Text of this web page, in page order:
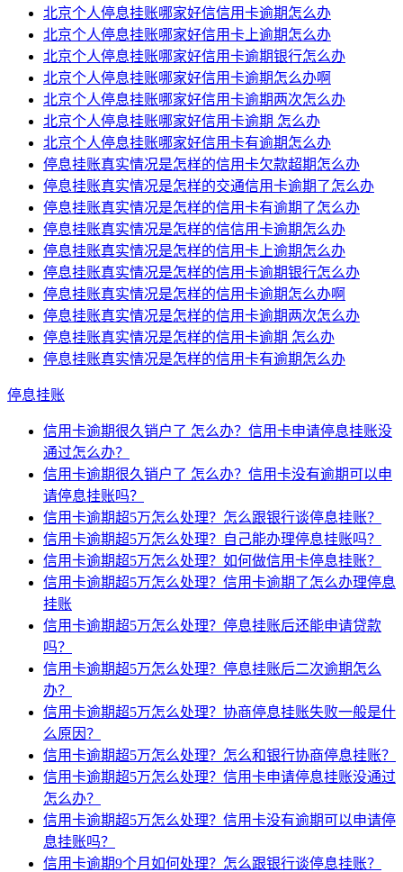
北京个人停息挂账哪家好信信用卡逾期怎么办
北京个人停息挂账哪家好信用卡上逾期怎么办
北京个人停息挂账哪家好信用卡逾期银行怎么办
北京个人停息挂账哪家好信用卡逾期怎么办啊
北京个人停息挂账哪家好信用卡逾期两次怎么办
北京个人停息挂账哪家好信用卡逾期 怎么办
北京个人停息挂账哪家好信用卡有逾期怎么办
停息挂账真实情况是怎样的信用卡欠款超期怎么办
停息挂账真实情况是怎样的交通信用卡逾期了怎么办
停息挂账真实情况是怎样的信用卡有逾期了怎么办
停息挂账真实情况是怎样的信信用卡逾期怎么办
停息挂账真实情况是怎样的信用卡上逾期怎么办
停息挂账真实情况是怎样的信用卡逾期银行怎么办
停息挂账真实情况是怎样的信用卡逾期怎么办啊
停息挂账真实情况是怎样的信用卡逾期两次怎么办
停息挂账真实情况是怎样的信用卡逾期 怎么办
停息挂账真实情况是怎样的信用卡有逾期怎么办
停息挂账
信用卡逾期很久销户了 怎么办？信用卡申请停息挂账没
通过怎么办？
信用卡逾期很久销户了 怎么办？信用卡没有逾期可以申
请停息挂账吗？
信用卡逾期超5万怎么处理？怎么跟银行谈停息挂账？
信用卡逾期超5万怎么处理？自己能办理停息挂账吗？
信用卡逾期超5万怎么处理？如何做信用卡停息挂账？
信用卡逾期超5万怎么处理？信用卡逾期了怎么办理停息
挂账
信用卡逾期超5万怎么处理？停息挂账后还能申请贷款
吗？
信用卡逾期超5万怎么处理？停息挂账后二次逾期怎么
办？
信用卡逾期超5万怎么处理？协商停息挂账失败一般是什
么原因？
信用卡逾期超5万怎么处理？怎么和银行协商停息挂账？
信用卡逾期超5万怎么处理？信用卡申请停息挂账没通过
怎么办？
信用卡逾期超5万怎么处理？信用卡没有逾期可以申请停
息挂账吗？
信用卡逾期9个月如何处理？怎么跟银行谈停息挂账？